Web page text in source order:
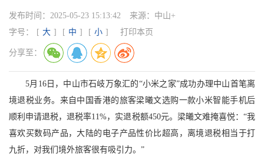
发布时间： 2025-05-23 15:13:42 来源： 中山+
字号：
[ 大 ] [ 中 ] [ 小 ] 打印本页
分享至：
5月16日，中山市石岐万象汇的“小米之家”成功办理中山首笔离
境退税业务。来自中国香港的旅客梁曦文选购一款小米智能手机后
顺利申请退税，退税率11%，实退税额450元。梁曦文难掩喜悦：“我
喜欢买数码产品，大陆的电子产品性价比超高，离境退税相当于打
九折，对我们境外旅客很有吸引力。”